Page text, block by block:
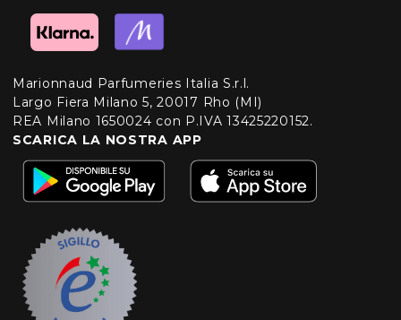
Marionnaud Parfumeries Italia S.r.l.
Largo Fiera Milano 5, 20017 Rho (MI)
REA Milano 1650024 con P.IVA 13425220152.
SCARICA LA NOSTRA APP